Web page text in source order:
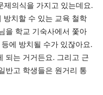
의식을 가지고 있는데요.
방치할 수 있는 교육 철학
을 학교 기숙사에서 쫓아
에 방치될 수가 있잖아요.
되는 거거든요. 그리고 근
반고 학생들은 원거리 통